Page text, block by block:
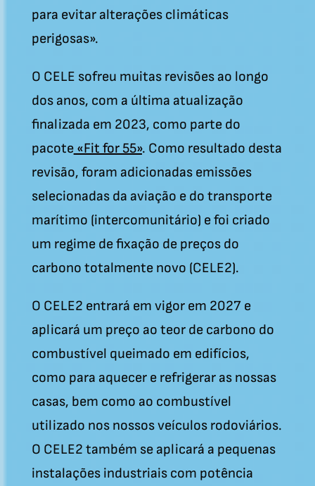
para evitar alterações climáticas
perigosas».
O CELE sofreu muitas revisões ao longo
dos anos, com a última atualização
finalizada em 2023, como parte do
pacote«Fit for 55». Como resultado desta
revisão, foram adicionadas emissões
selecionadas da aviação e do transporte
marítimo (intercomunitário) e foi criado
um regime de fixação de preços do
carbono totalmente novo (CELE2).
O CELE2 entrará em vigor em 2027 e
aplicará um preço ao teor de carbono do
combustível queimado em edifícios,
como para aquecer e refrigerar as nossas
casas, bem como ao combustível
utilizado nos nossos veículos rodoviários.
O CELE2 também se aplicará a pequenas
instalações industriais com potência